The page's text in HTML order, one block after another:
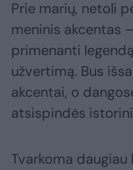
Prie marių, netoli
meninis akcentas
primenanti
užvertimą. Bus
akcentai, o
atsispindės
Tvarkoma